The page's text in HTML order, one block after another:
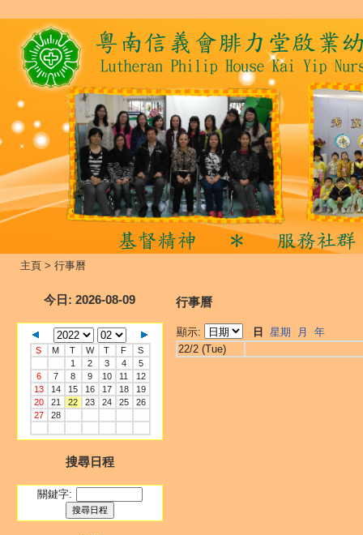
主頁 > 行事曆
今日 : 2026-08-09
S M T W T F
S
1
2 3 4
5
6
7 8 9 10 11
12
13
14 15 16 17 18
19
20
21 22 23 24 25
26
27
28
搜尋日程
關鍵字:
行事曆
顯示: 日 星期 月
年
22/2 (Tue)